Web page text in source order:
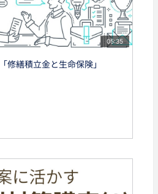
05:35
修繕積立金と生命保険」